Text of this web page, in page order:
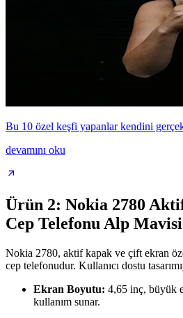
Bu 10 özel keşfi yapanlar kendini
devamını oku
Ürün 2: Nokia 2780
Cep Telefonu Alp Mavisi
Nokia 2780, aktif kapak ve çift ekran
cep telefonudur. Kullanıcı dostu
Ekran Boyutu: 4,65 inç, büyük
kullanım sunar.